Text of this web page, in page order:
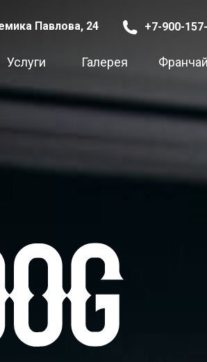
Услуги Галерея
+7-900-
Павлова, 24